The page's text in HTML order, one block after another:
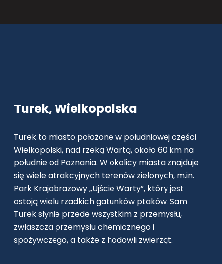
Turek, Wielkopolska
Turek to miasto położone w południowej części
Wielkopolski, nad rzeką Wartą, około 60 km na
południe od Poznania. W okolicy miasta znajduje
się wiele atrakcyjnych terenów zielonych, m.in.
Park Krajobrazowy „Ujście Warty”, który jest
ostoją wielu rzadkich gatunków ptaków. Sam
Turek słynie przede wszystkim z przemysłu,
zwłaszcza przemysłu chemicznego i
spożywczego, a także z hodowli zwierząt.